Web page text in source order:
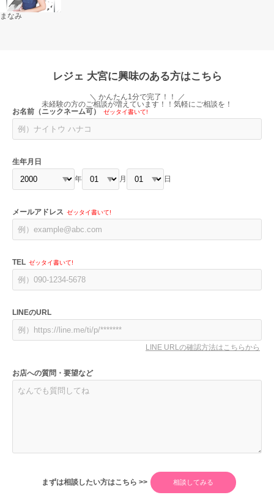
まなみ
レジェ 大宮に興味のある方はこちら
＼ かんたん1分で完了！！ ／
未経験の方のご相談が増えています！！気軽にご相談を！
お名前（ニックネーム可）
ゼッタイ書いて!
生年月日
年
月 日
メールアドレス ゼッタイ書いて!
TEL ゼッタイ書いて!
LINEのURL
LINE URLの確認方法はこちらから
お店への質問・要望など
まずは相談したい方はこちら >>